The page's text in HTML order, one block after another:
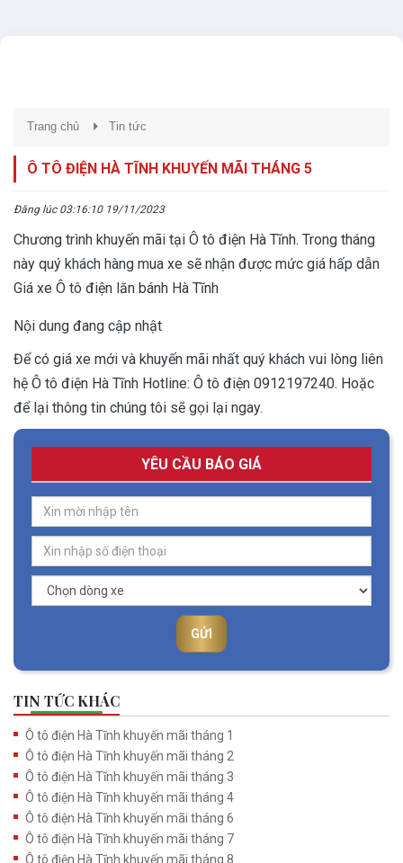
Trang chủ Tin tức
Ô TÔ ĐIỆN HÀ TĨNH KHUYẾN MÃI THÁNG 5
Đăng lúc 03:16:10 19/11/2023
Chương trình khuyến mãi tại Ô tô điện Hà Tĩnh. Trong tháng
này quý khách hàng mua xe sẽ nhận được mức giá hấp dẫn
Giá xe Ô tô điện lăn bánh Hà Tĩnh
Nội dung đang cập nhật
Để có giá xe mới và khuyến mãi nhất quý khách vui lòng liên
hệ Ô tô điện Hà Tĩnh Hotline: Ô tô điện 0912197240. Hoặc
để lại thông tin chúng tôi sẽ gọi lại ngay.
YÊU CẦU BÁO GIÁ
GỬI
TIN TỨC KHÁC
Ô tô điện Hà Tĩnh khuyến mãi tháng 1
Ô tô điện Hà Tĩnh khuyến mãi tháng 2
Ô tô điện Hà Tĩnh khuyến mãi tháng 3
Ô tô điện Hà Tĩnh khuyến mãi tháng 4
Ô tô điện Hà Tĩnh khuyến mãi tháng 6
Ô tô điện Hà Tĩnh khuyến mãi tháng 7
Ô tô điện Hà Tĩnh khuyến mãi tháng 8